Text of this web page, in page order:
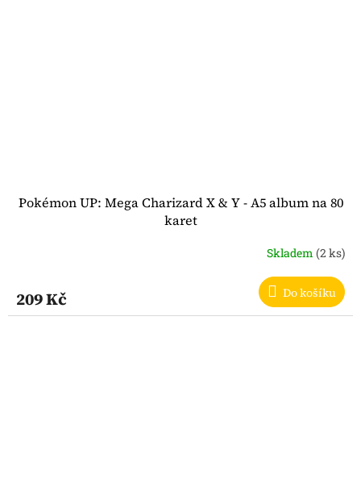
Pokémon UP: Mega Charizard X & Y - A5 album na 80
karet
Skladem (2 ks)
209 Kč Do košíku